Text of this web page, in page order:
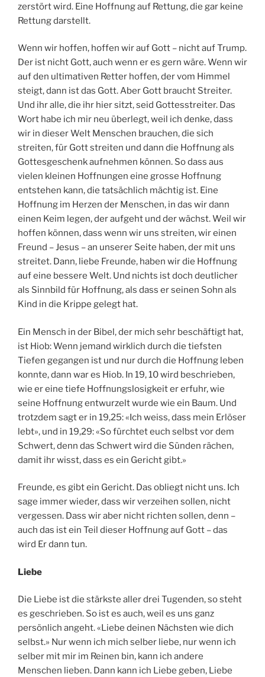
zerstört wird. Eine Hoffnung auf Rettung, die gar keine
Rettung darstellt.
Wenn wir hoffen, hoffen wir auf Gott – nicht auf Trump.
Der ist nicht Gott, auch wenn er es gern wäre. Wenn wir
auf den ultimativen Retter hoffen, der vom Himmel
steigt, dann ist das Gott. Aber Gott braucht Streiter.
Und ihr alle, die ihr hier sitzt, seid Gottesstreiter. Das
Wort habe ich mir neu überlegt, weil ich denke, dass
wir in dieser Welt Menschen brauchen, die sich
streiten, für Gott streiten und dann die Hoffnung als
Gottesgeschenk aufnehmen können. So dass aus
vielen kleinen Hoffnungen eine grosse Hoffnung
entstehen kann, die tatsächlich mächtig ist. Eine
Hoffnung im Herzen der Menschen, in das wir dann
einen Keim legen, der aufgeht und der wächst. Weil wir
hoffen können, dass wenn wir uns streiten, wir einen
Freund – Jesus – an unserer Seite haben, der mit uns
streitet. Dann, liebe Freunde, haben wir die Hoffnung
auf eine bessere Welt. Und nichts ist doch deutlicher
als Sinnbild für Hoffnung, als dass er seinen Sohn als
Kind in die Krippe gelegt hat.
Ein Mensch in der Bibel, der mich sehr beschäftigt hat,
ist Hiob: Wenn jemand wirklich durch die tiefsten
Tiefen gegangen ist und nur durch die Hoffnung leben
konnte, dann war es Hiob. In 19, 10 wird beschrieben,
wie er eine tiefe Hoffnungslosigkeit er erfuhr, wie
seine Hoffnung entwurzelt wurde wie ein Baum. Und
trotzdem sagt er in 19,25: «Ich weiss, dass mein Erlöser
lebt», und in 19,29: «So fürchtet euch selbst vor dem
Schwert, denn das Schwert wird die Sünden rächen,
damit ihr wisst, dass es ein Gericht gibt.»
Freunde, es gibt ein Gericht. Das obliegt nicht uns. Ich
sage immer wieder, dass wir verzeihen sollen, nicht
vergessen. Dass wir aber nicht richten sollen, denn –
auch das ist ein Teil dieser Hoffnung auf Gott – das
wird Er dann tun.
Liebe
Die Liebe ist die stärkste aller drei Tugenden, so steht
es geschrieben. So ist es auch, weil es uns ganz
persönlich angeht. «Liebe deinen Nächsten wie dich
selbst.» Nur wenn ich mich selber liebe, nur wenn ich
selber mit mir im Reinen bin, kann ich andere
Menschen lieben. Dann kann ich Liebe geben, Liebe